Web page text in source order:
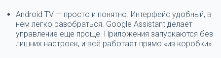
Android TV — просто и понятно. Интерфейс удобный, в
нём легко разобраться. Google Assistant делает
управление еще проще. Приложения запускаются без
лишних настроек, и всё работает прямо «из коробки».